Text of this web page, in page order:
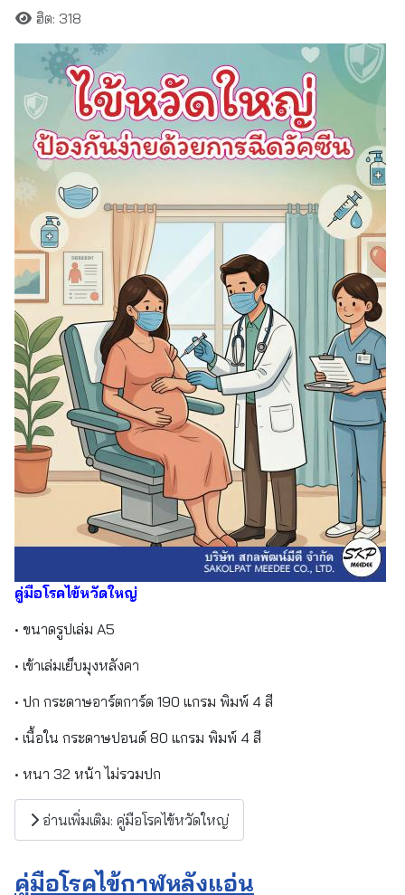
ฮิต: 318
คู่มือโรคไข้หวัดใหญ่
• ขนาดรูปเล่ม A5
• เข้าเล่มเย็บมุงหลังคา
• ปก กระดาษอาร์ตการ์ด 190 แกรม พิมพ์ 4 สี
• เนื้อใน กระดาษปอนด์ 80 แกรม พิมพ์ 4 สี
• หนา 32 หน้า ไม่รวมปก
อ่านเพิ่มเติม: คู่มือโรคไข้หวัดใหญ่
คู่มือโรคไข้กาฬหลังแอ่น